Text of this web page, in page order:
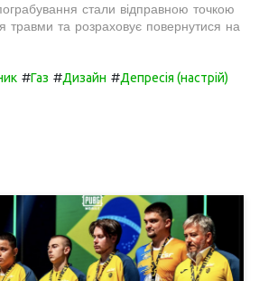
стали відправною точкою
травми та розраховує повернутися на
#Газ #Дизайн #Депресія (настрій)